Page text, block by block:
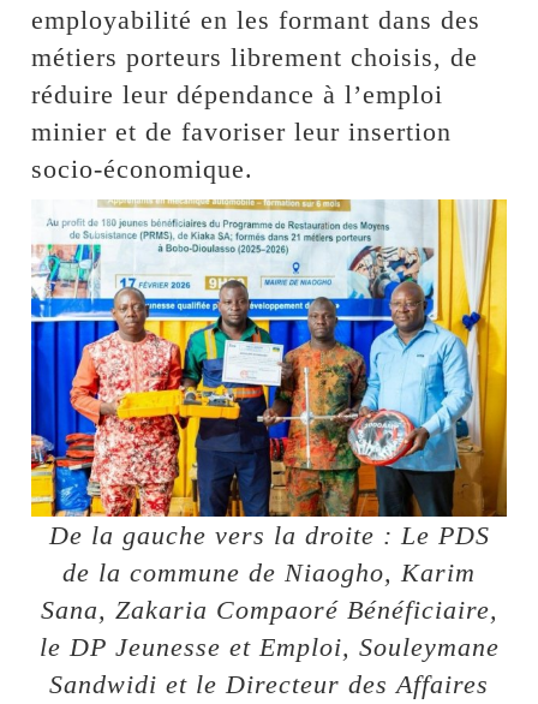
employabilité en les formant dans des
métiers porteurs librement choisis, de
réduire leur dépendance à l’emploi
minier et de favoriser leur insertion
socio-économique.
De la gauche vers la droite : Le PDS
de la commune de Niaogho, Karim
Sana, Zakaria Compaoré Bénéficiaire,
le DP Jeunesse et Emploi, Souleymane
Sandwidi et le Directeur des Affaires